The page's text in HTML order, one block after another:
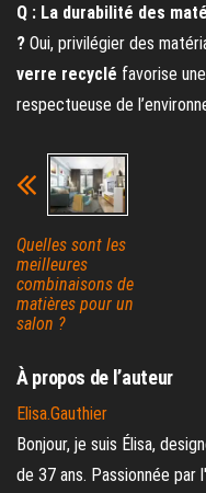
Q : La durabilité des
? Oui, privilégier des
verre recyclé favorise
respectueuse de
Quelles sont les
meilleures
combinaisons de
matières pour un
salon ?
À propos de l’auteur
Elisa.Gauthier
Bonjour, je suis Élisa,
de 37 ans. Passionnée